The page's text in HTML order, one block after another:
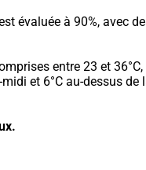
évaluée à 90%, avec
entre 23 et 36°C,
et 6°C au-dessus de